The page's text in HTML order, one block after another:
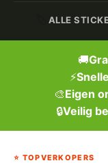
ALLE
🚚
⚡
🎨Eigen
🔒Veilig
⭐ TOPVERKOPERS